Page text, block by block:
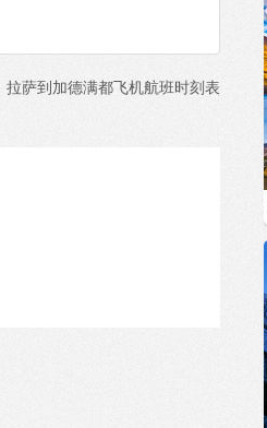
拉萨到加德满都飞机航班时刻表